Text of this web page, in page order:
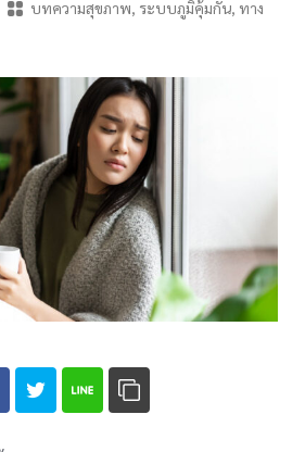
บทความสุขภาพ, ระบบภูมิคุ้มกัน, ทาง